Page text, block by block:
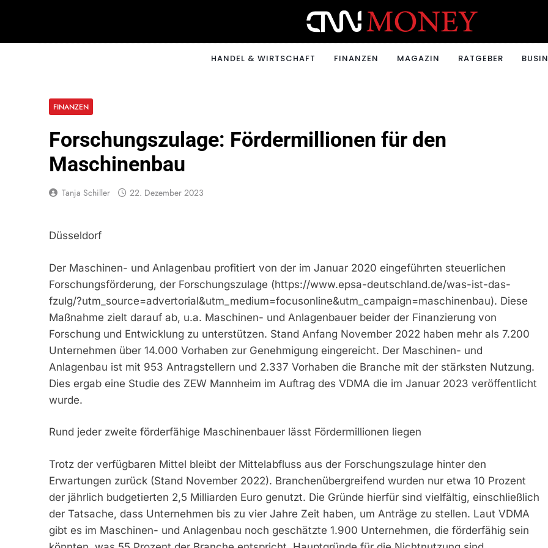
CNNMONEY.CH
HANDEL & WIRTSCHAFT FINANZEN MAGAZIN RATGEBER
FINANZEN
Forschungszulage: Fördermillionen für den
Maschinenbau
Tanja Schiller 22. Dezember 2023
Düsseldorf
Der Maschinen- und Anlagenbau profitiert von der im Januar 2020 eingeführten steuerlichen
Forschungsförderung, der Forschungszulage (https://www.epsa-deutschland.de/was-ist-das-
fzulg/?utm_source=advertorial&utm_medium=focusonline&utm_campaign=maschinenbau). Diese
Maßnahme zielt darauf ab, u.a. Maschinen- und Anlagenbauer beider der Finanzierung von
Forschung und Entwicklung zu unterstützen. Stand Anfang November 2022 haben mehr als 7.200
Unternehmen über 14.000 Vorhaben zur Genehmigung eingereicht. Der Maschinen- und
Anlagenbau ist mit 953 Antragstellern und 2.337 Vorhaben die Branche mit der stärksten Nutzung.
Dies ergab eine Studie des ZEW Mannheim im Auftrag des VDMA die im Januar 2023 veröffentlicht
wurde.
Rund jeder zweite förderfähige Maschinenbauer lässt Fördermillionen liegen
Trotz der verfügbaren Mittel bleibt der Mittelabfluss aus der Forschungszulage hinter den
Erwartungen zurück (Stand November 2022). Branchenübergreifend wurden nur etwa 10 Prozent
der jährlich budgetierten 2,5 Milliarden Euro genutzt. Die Gründe hierfür sind vielfältig, einschließlich
der Tatsache, dass Unternehmen bis zu vier Jahre Zeit haben, um Anträge zu stellen. Laut VDMA
gibt es im Maschinen- und Anlagenbau noch geschätzte 1.900 Unternehmen, die förderfähig sein